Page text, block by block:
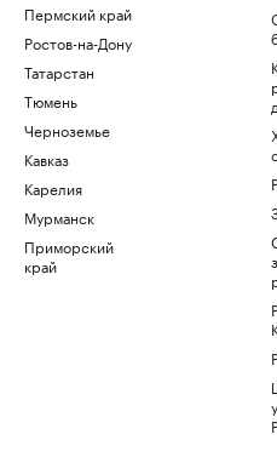
Пермский край
Ростов-на-Дону
Татарстан
Тюмень
Черноземье
Кавказ
Карелия
Мурманск
Приморский
край